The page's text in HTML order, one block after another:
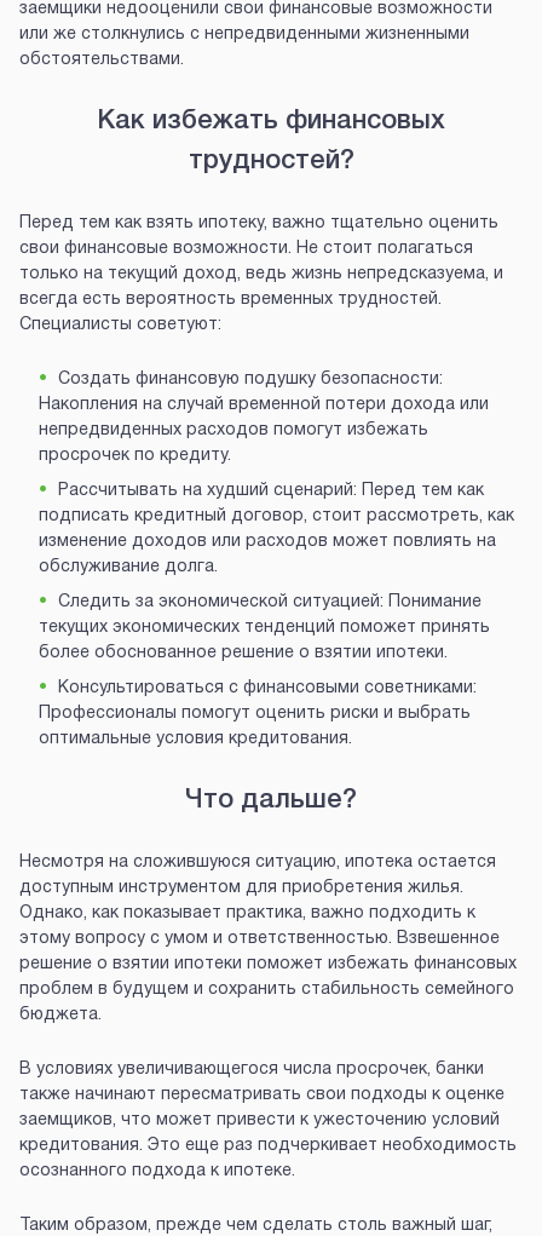
заемщики недооценили свои финансовые возможности
или же столкнулись с непредвиденными жизненными
обстоятельствами.
Как избежать финансовых
трудностей?
Перед тем как взять ипотеку, важно тщательно оценить
свои финансовые возможности. Не стоит полагаться
только на текущий доход, ведь жизнь непредсказуема, и
всегда есть вероятность временных трудностей.
Специалисты советуют:
Создать финансовую подушку безопасности:
Накопления на случай временной потери дохода или
непредвиденных расходов помогут избежать
просрочек по кредиту.
Рассчитывать на худший сценарий: Перед тем как
подписать кредитный договор, стоит рассмотреть, как
изменение доходов или расходов может повлиять на
обслуживание долга.
Следить за экономической ситуацией: Понимание
текущих экономических тенденций поможет принять
более обоснованное решение о взятии ипотеки.
Консультироваться с финансовыми советниками:
Профессионалы помогут оценить риски и выбрать
оптимальные условия кредитования.
Что дальше?
Несмотря на сложившуюся ситуацию, ипотека остается
доступным инструментом для приобретения жилья.
Однако, как показывает практика, важно подходить к
этому вопросу с умом и ответственностью. Взвешенное
решение о взятии ипотеки поможет избежать финансовых
проблем в будущем и сохранить стабильность семейного
бюджета.
В условиях увеличивающегося числа просрочек, банки
также начинают пересматривать свои подходы к оценке
заемщиков, что может привести к ужесточению условий
кредитования. Это еще раз подчеркивает необходимость
осознанного подхода к ипотеке.
Таким образом, прежде чем сделать столь важный шаг,